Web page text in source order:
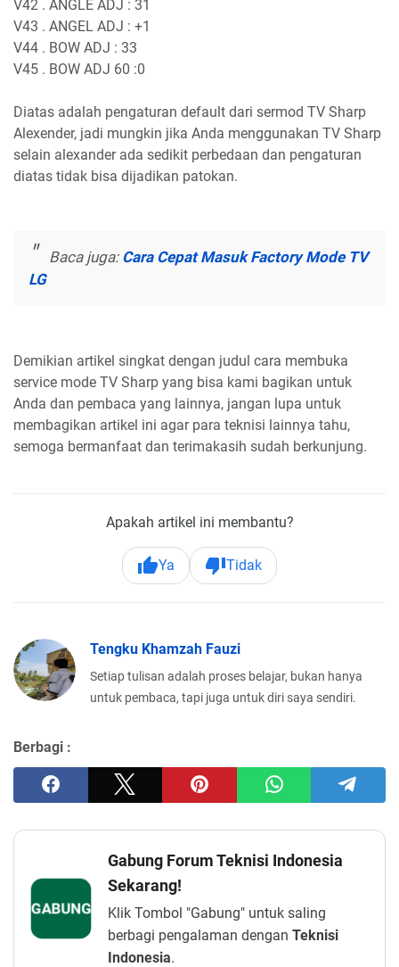
V42 . ANGLE ADJ : 31
V43 . ANGEL ADJ : +1
V44 . BOW ADJ : 33
V45 . BOW ADJ 60 :0
Diatas adalah pengaturan default dari sermod TV Sharp
Alexender, jadi mungkin jika Anda menggunakan TV Sharp
selain alexander ada sedikit perbedaan dan pengaturan
diatas tidak bisa dijadikan patokan.
Baca juga: Cara Cepat Masuk Factory Mode TV
LG
Demikian artikel singkat dengan judul cara membuka
service mode TV Sharp yang bisa kami bagikan untuk
Anda dan pembaca yang lainnya, jangan lupa untuk
membagikan artikel ini agar para teknisi lainnya tahu,
semoga bermanfaat dan terimakasih sudah berkunjung.
Apakah artikel ini membantu?
Ya Tidak
Tengku Khamzah Fauzi
Setiap tulisan adalah proses belajar, bukan hanya
untuk pembaca, tapi juga untuk diri saya sendiri.
Berbagi :
GABUNG
Gabung Forum Teknisi Indonesia
Sekarang!
Klik Tombol "Gabung" untuk saling
berbagi pengalaman dengan Teknisi
Indonesia.